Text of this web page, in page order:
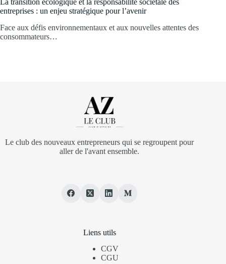
La transition écologique et la responsabilité sociétale des
entreprises : un enjeu stratégique pour l’avenir
Face aux défis environnementaux et aux nouvelles attentes des
consommateurs…
Le club des nouveaux entrepreneurs qui se regroupent pour
aller de l'avant ensemble.
Liens utils
CGV
CGU